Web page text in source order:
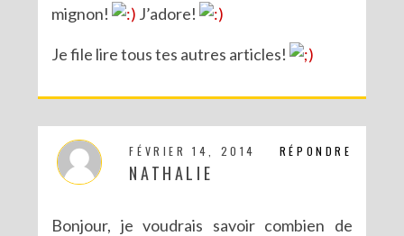
mignon!
J’adore!
Je file lire tous tes autres articles!
RÉPONDRE
FÉVRIER 14, 2014
NATHALIE
Bonjour, je voudrais savoir combien de